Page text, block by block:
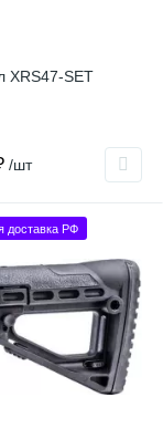
XRS47-SET
/шт
доставка РФ